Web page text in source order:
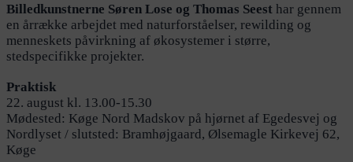
Billedkunstnerne Søren Lose og Thomas Seest har gennem
en årrække arbejdet med naturforståelser, rewilding og
menneskets påvirkning af økosystemer i større,
stedspecifikke projekter.
Praktisk
22. august kl. 13.00-15.30
Mødested: Køge Nord Madskov på hjørnet af Egedesvej og
Nordlyset / slutsted: Bramhøjgaard, Ølsemagle Kirkevej 62,
Køge